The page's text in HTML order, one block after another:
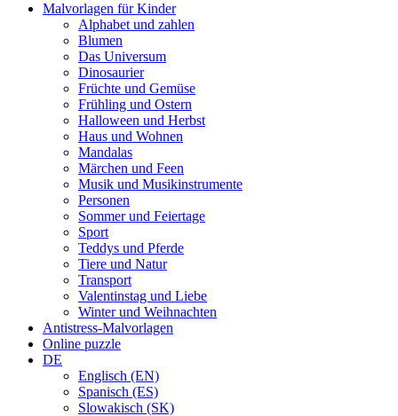
Malvorlagen für Kinder
Alphabet und zahlen
Blumen
Das Universum
Dinosaurier
Früchte und Gemüse
Frühling und Ostern
Halloween und Herbst
Haus und Wohnen
Mandalas
Märchen und Feen
Musik und Musikinstrumente
Personen
Sommer und Feiertage
Sport
Teddys und Pferde
Tiere und Natur
Transport
Valentinstag und Liebe
Winter und Weihnachten
Antistress-Malvorlagen
Online puzzle
DE
Englisch (EN)
Spanisch (ES)
Slowakisch (SK)